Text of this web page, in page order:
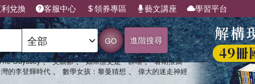
兌換 客服中心 領券專區 藝文講座 學習平台
GO 進階搜尋
Odyssey 、 父親節 、 如果歷史是一群喵 、 暑期推薦
的李登輝時代 、 數學女孩：黎曼猜想 、 偉大的迷走神經